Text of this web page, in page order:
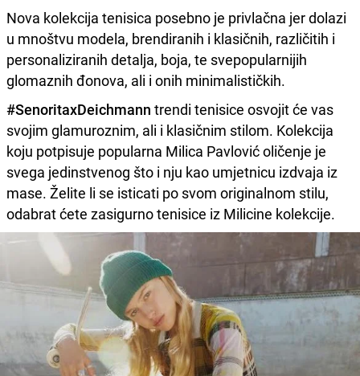
Nova kolekcija tenisica posebno je privlačna jer dolazi
u mnoštvu modela, brendiranih i klasičnih, različitih i
personaliziranih detalja, boja, te svepopularnijih
glomaznih đonova, ali i onih minimalističkih.
#SenoritaxDeichmann trendi tenisice osvojit će vas
svojim glamuroznim, ali i klasičnim stilom. Kolekcija
koju potpisuje popularna Milica Pavlović oličenje je
svega jedinstvenog što i nju kao umjetnicu izdvaja iz
mase. Želite li se isticati po svom originalnom stilu,
odabrat ćete zasigurno tenisice iz Milicine kolekcije.